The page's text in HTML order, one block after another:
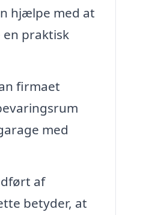
hjælpe med at
praktisk
firmaet
med
af
betyder, at